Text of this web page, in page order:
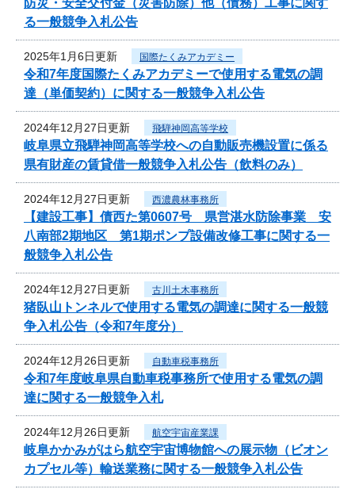
る一般競争入札公告
2025年1月6日更新 国際たくみアカデミー
令和7年度国際たくみアカデミーで使用する電気の調
達（単価契約）に関する一般競争入札公告
2024年12月27日更新 飛騨神岡高等学校
岐阜県立飛騨神岡高等学校への自動販売機設置に係る
県有財産の賃貸借一般競争入札公告（飲料のみ）
2024年12月27日更新 西濃農林事務所
【建設工事】債西た第0607号 県営湛水防除事業 安
八南部2期地区 第1期ポンプ設備改修工事に関する一
般競争入札公告
2024年12月27日更新 古川土木事務所
猪臥山トンネルで使用する電気の調達に関する一般競
争入札公告（令和7年度分）
2024年12月26日更新 自動車税事務所
令和7年度岐阜県自動車税事務所で使用する電気の調
達に関する一般競争入札
2024年12月26日更新 航空宇宙産業課
岐阜かかみがはら航空宇宙博物館への展示物（ビオン
カプセル等）輸送業務に関する一般競争入札公告